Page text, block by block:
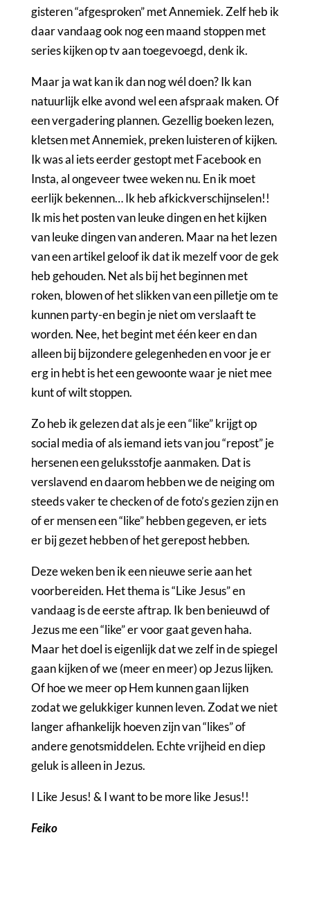
gisteren “afgesproken” met Annemiek. Zelf heb ik
daar vandaag ook nog een maand stoppen met
series kijken op tv aan toegevoegd, denk ik.
Maar ja wat kan ik dan nog wél doen? Ik kan
natuurlijk elke avond wel een afspraak maken. Of
een vergadering plannen. Gezellig boeken lezen,
kletsen met Annemiek, preken luisteren of kijken.
Ik was al iets eerder gestopt met Facebook en
Insta, al ongeveer twee weken nu. En ik moet
eerlijk bekennen… Ik heb afkickverschijnselen!!
Ik mis het posten van leuke dingen en het kijken
van leuke dingen van anderen. Maar na het lezen
van een artikel geloof ik dat ik mezelf voor de gek
heb gehouden. Net als bij het beginnen met
roken, blowen of het slikken van een pilletje om te
kunnen party-en begin je niet om verslaaft te
worden. Nee, het begint met één keer en dan
alleen bij bijzondere gelegenheden en voor je er
erg in hebt is het een gewoonte waar je niet mee
kunt of wilt stoppen.
Zo heb ik gelezen dat als je een “like” krijgt op
social media of als iemand iets van jou “repost” je
hersenen een geluksstofje aanmaken. Dat is
verslavend en daarom hebben we de neiging om
steeds vaker te checken of de foto’s gezien zijn en
of er mensen een “like” hebben gegeven, er iets
er bij gezet hebben of het gerepost hebben.
Deze weken ben ik een nieuwe serie aan het
voorbereiden. Het thema is “Like Jesus” en
vandaag is de eerste aftrap. Ik ben benieuwd of
Jezus me een “like” er voor gaat geven haha.
Maar het doel is eigenlijk dat we zelf in de spiegel
gaan kijken of we (meer en meer) op Jezus lijken.
Of hoe we meer op Hem kunnen gaan lijken
zodat we gelukkiger kunnen leven. Zodat we niet
langer afhankelijk hoeven zijn van “likes” of
andere genotsmiddelen. Echte vrijheid en diep
geluk is alleen in Jezus.
I Like Jesus! & I want to be more like Jesus!!
Feiko